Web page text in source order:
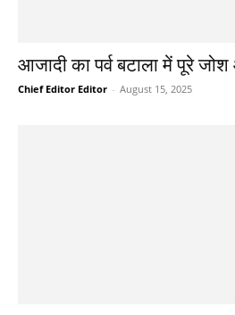
आजादी का पर्व बटाला में पूरे
Chief Editor Editor - August 15, 2025